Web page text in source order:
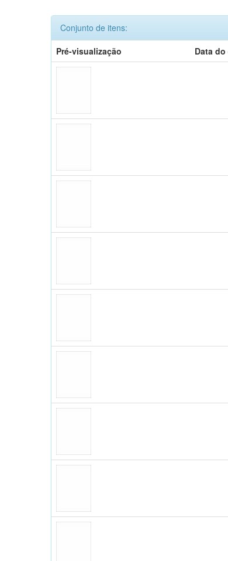
Conjunto de itens:
Pré-visualização
Data